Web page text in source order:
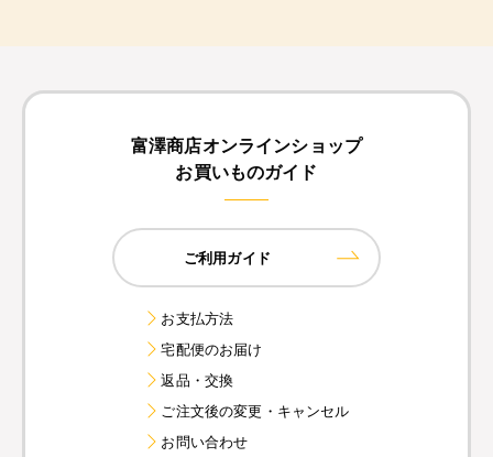
富澤商店オンラインショップ
お買いものガイド
ご利用ガイド
お支払方法
宅配便のお届け
返品・交換
ご注文後の変更・キャンセル
お問い合わせ